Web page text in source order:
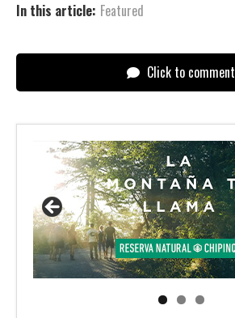
In this article: Featured
Click to comment